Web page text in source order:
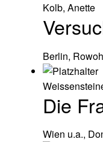
Kolb, Anette
Berlin,
Die
Wien u.a.,